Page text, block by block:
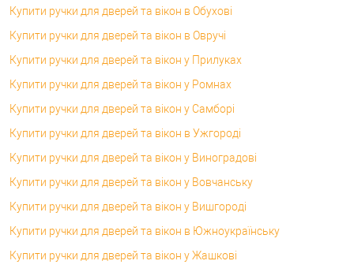
Купити ручки для дверей та вікон в Обухові
Купити ручки для дверей та вікон в Овручі
Купити ручки для дверей та вікон у Прилуках
Купити ручки для дверей та вікон у Ромнах
Купити ручки для дверей та вікон у Самборі
Купити ручки для дверей та вікон в Ужгороді
Купити ручки для дверей та вікон у Виноградові
Купити ручки для дверей та вікон у Вовчанську
Купити ручки для дверей та вікон у Вишгороді
Купити ручки для дверей та вікон в Южноукраїнську
Купити ручки для дверей та вікон у Жашкові